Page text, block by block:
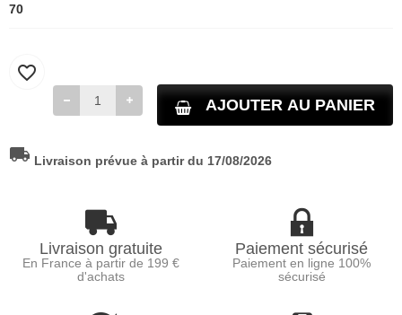
70
AJOUTER AU PANIER
favorite_border
local_shipping Livraison prévue à partir du 17/08/2026
Livraison gratuite
En France à partir de 199 €
d'achats
Paiement sécurisé
Paiement en ligne 100%
sécurisé